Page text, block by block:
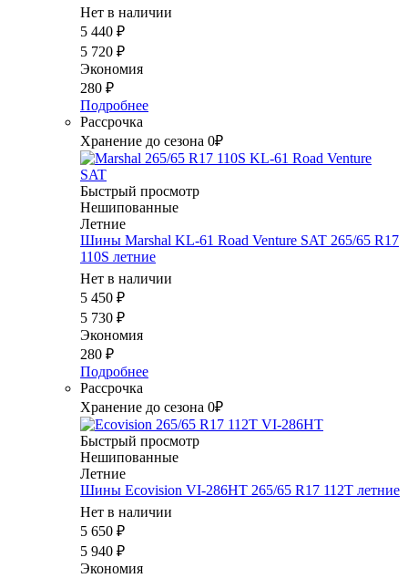
Нет в наличии
5 440 ₽
5 720 ₽
Экономия
280 ₽
Подробнее
Рассрочка
Хранение до сезона 0₽
Быстрый просмотр
Нешипованные
Летние
Шины Marshal KL-61 Road Venture SAT 265/65 R17
110S летние
Нет в наличии
5 450 ₽
5 730 ₽
Экономия
280 ₽
Подробнее
Рассрочка
Хранение до сезона 0₽
Быстрый просмотр
Нешипованные
Летние
Шины Ecovision VI-286HT 265/65 R17 112T летние
Нет в наличии
5 650 ₽
5 940 ₽
Экономия